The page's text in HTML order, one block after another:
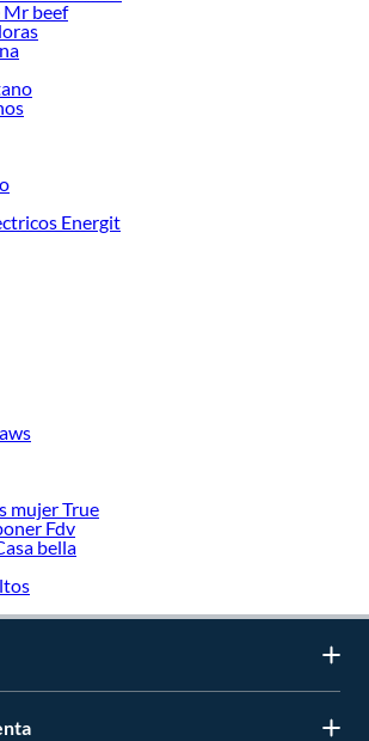
los beneficios a largo plazo. Un buen biodigestor
mejora la calidad del suelo y disminuye el uso
cultivos. Además, al tratar los residuos en el mismo
transporte y mantenimiento de redes externas. Si estás
tu vivienda, comunidad o proyecto agrícola, te
colecciones disponibles y conocer más sobre sus
a ti y elige con confianza una solución que
y compromiso ambiental. Aquí podrás
y precios para tomar una decisión informada y
con estos productos:
y biodigestores
y cisternas
Mr beef
Energit
mujer True
Fdv
bella